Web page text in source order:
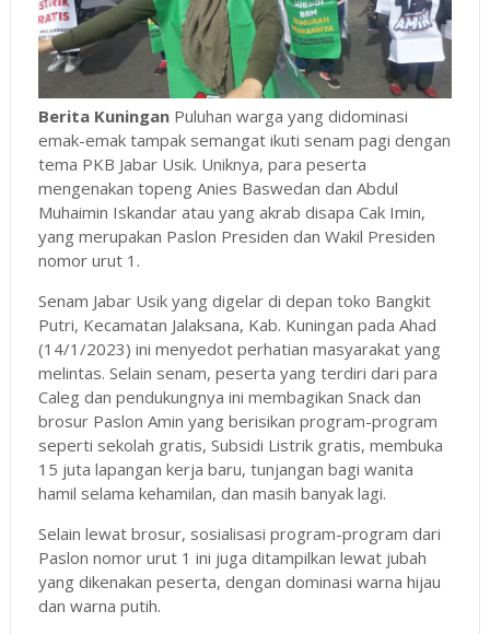
Berita KuninganPuluhan warga yang didominasi
emak-emak tampak semangat ikuti senam pagi dengan
tema PKB Jabar Usik. Uniknya, para peserta
mengenakan topeng Anies Baswedan dan Abdul
Muhaimin Iskandar atau yang akrab disapa Cak Imin,
yang merupakan Paslon Presiden dan Wakil Presiden
nomor urut 1.
Senam Jabar Usik yang digelar di depan toko Bangkit
Putri, Kecamatan Jalaksana, Kab. Kuningan pada Ahad
(14/1/2023) ini menyedot perhatian masyarakat yang
melintas. Selain senam, peserta yang terdiri dari para
Caleg dan pendukungnya ini membagikan Snack dan
brosur Paslon Amin yang berisikan program-program
seperti sekolah gratis, Subsidi Listrik gratis, membuka
15 juta lapangan kerja baru, tunjangan bagi wanita
hamil selama kehamilan, dan masih banyak lagi.
Selain lewat brosur, sosialisasi program-program dari
Paslon nomor urut 1 ini juga ditampilkan lewat jubah
yang dikenakan peserta, dengan dominasi warna hijau
dan warna putih.